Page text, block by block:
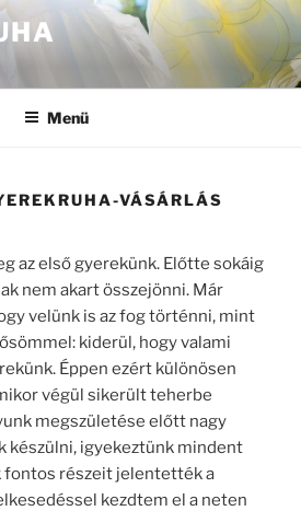
Menü
VÁSÁRLÁS
az első gyerekünk. Előtte sokáig
nem akart összejönni. Már
velünk is az fog történni, mint
kiderül, hogy valami
Éppen ezért különösen
végül sikerült teherbe
megszületése előtt nagy
készülni, igyekeztünk mindent
fontos részeit jelentették a
kezdtem el a neten